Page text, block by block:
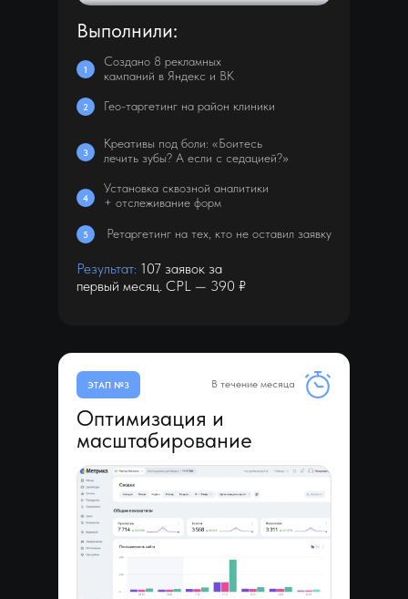
Создано 8 рекламных
кампаний в Яндекс и ВК
Гео-таргетинг на район клиники
Креативы под боли: «Боитесь
лечить зубы? А если с седацией?»
Установка сквозной аналитики
+ отслеживание форм
Ретаргетинг на тех, кто не оставил заявку
Результат: 107 заявок за
первый месяц. CPL — 390 ₽
Выполнили:
1
2
3
4
5
Оптимизация и
масштабирование
В течение месяца
ЭТАП №3